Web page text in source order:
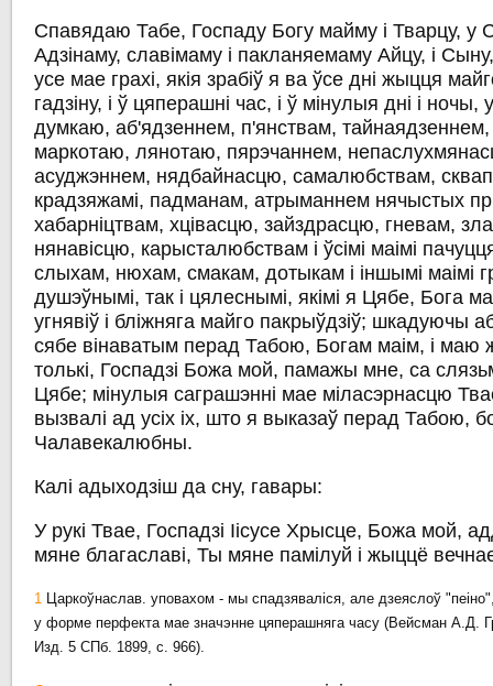
Спавядаю Табе, Госпаду Богу майму і Тварцу, у
Адзінаму, славімаму і пакланяемаму Айцу, і
усе мае грахі, якія зрабіў я ва ўсе дні жыцця
гадзіну, і ў цяперашні час, і ў мінулыя дні і
думкаю, аб'ядзеннем, п'янствам,
маркотаю, лянотаю, пярэчаннем,
асуджэннем, нядбайнасцю, самалюбствам,
крадзяжамі, падманам, атрыманнем нячыстых
хабарніцтвам, хцівасцю, зайздрасцю, гневам,
нянавісцю, карысталюбствам і ўсімі маімі
слыхам, нюхам, смакам, дотыкам і іншымі маімі
душэўнымі, так і цялеснымі, якімі я Цябе, Бога
угнявіў і бліжняга майго пакрыўдзіў; шкадуючы
сябе вінаватым перад Табою, Богам маім, і маю
толькі, Госпадзі Божа мой, памажы мне, са
Цябе; мінулыя саграшэнні мае міласэрнасцю
вызвалі ад усіх іх, што я выказаў перад Табою,
Чалавекалюбны.
Калі адыходзіш да сну, гавары:
У рукі Твае, Госпадзі Іісусе Хрысце, Божа мой,
мяне благаславі, Ты мяне памілуй і жыццё
1 Царкоўнаслав. уповахом - мы спадзяваліся, але дзеяслоў "пеіно",
у форме перфекта мае значэнне цяперашняга часу (Вейсман А.Д.
Изд. 5 СПб. 1899, с. 966).